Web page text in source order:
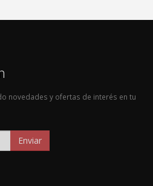
novedades y ofertas de interés en tu
Enviar